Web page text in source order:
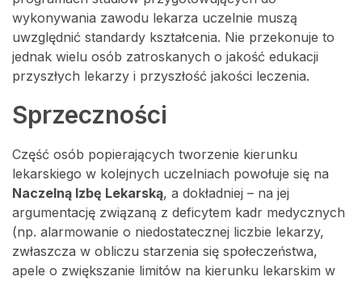
wykonywania zawodu lekarza uczelnie muszą
uwzględnić standardy kształcenia. Nie przekonuje to
jednak wielu osób zatroskanych o jakość edukacji
przyszłych lekarzy i przyszłość jakości leczenia.
Sprzeczności
Część osób popierających tworzenie kierunku
lekarskiego w kolejnych uczelniach powołuje się na
Naczelną Izbę Lekarską, a dokładniej – na jej
argumentację związaną z deficytem kadr medycznych
(np. alarmowanie o niedostatecznej liczbie lekarzy,
zwłaszcza w obliczu starzenia się społeczeństwa,
apele o zwiększanie limitów na kierunku lekarskim w